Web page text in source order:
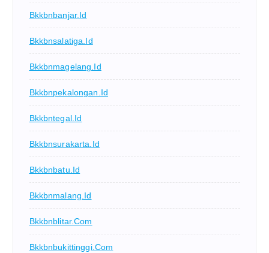
Bkkbnbanjar.id
Bkkbnsalatiga.id
Bkkbnmagelang.id
Bkkbnpekalongan.id
Bkkbntegal.id
Bkkbnsurakarta.id
Bkkbnbatu.id
Bkkbnmalang.id
Bkkbnblitar.com
Bkkbnbukittinggi.com